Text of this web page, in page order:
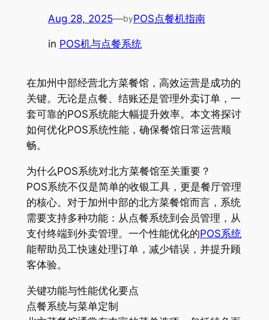
Aug 28, 2025—byPOS点餐机指南
in POS机与点餐系统
在加州中部经营北方菜餐馆，高效运营是成功的
关键。无论是点餐、结账还是管理外卖订单，一
套可靠的POS系统能大幅提升效率。本文将探讨
如何优化POS系统性能，确保餐馆日常运营顺
畅。
为什么POS系统对北方菜餐馆至关重要？
POS系统不仅是简单的收银工具，更是餐厅管理
的核心。对于加州中部的北方菜餐馆而言，系统
需要支持多种功能：从点餐系统到会员管理，从
支付终端到外卖管理。一个性能优化的POS系统
能帮助员工快速处理订单，减少错误，并提升顾
客体验。
关键功能与性能优化要点
点餐系统与菜单定制